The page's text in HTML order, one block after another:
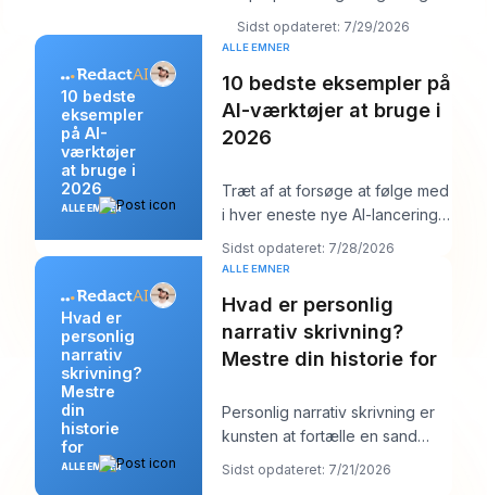
logins, seks kundekalendere, tre
br
Sidst opdateret: 7/29/2026
10 bedste
eksempler
på AI-
værktøjer
at bruge i
2026
ALLE EMNER
ALLE EMNER
10 bedste eksempler på
AI-værktøjer at bruge i
2026
Træt af at forsøge at følge med
i hver eneste nye AI-lancering
og stadig skulle poste noget
ordentli
Sidst opdateret: 7/28/2026
Hvad er
personlig
narrativ
skrivning?
Mestre
din
historie
for
ALLE EMNER
ALLE EMNER
Hvad er personlig
narrativ skrivning?
Mestre din historie for
Personlig narrativ skrivning er
kunsten at fortælle en sand
historie fra dit eget liv for at
afsløre
Sidst opdateret: 7/21/2026